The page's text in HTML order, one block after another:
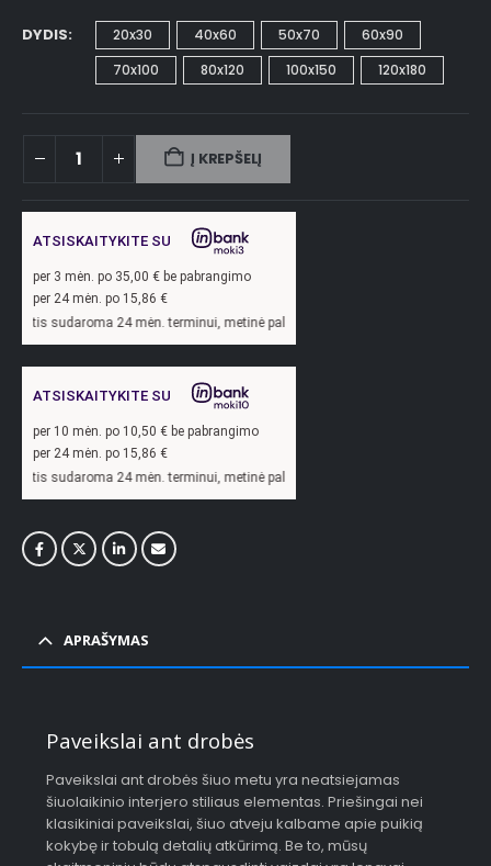
DYDIS 20x30 40x60 50x70
60x90
70x100
80x120 100x150 120x180
Į KREPŠELĮ
ATSISKAITYKITE SU
per 3 mėn. po 35,00 € be pabrangimo
per 24 mėn. po 15,86 €
24 mėn. terminui, metinė palūkanų norma –
ATSISKAITYKITE SU
per 10 mėn. po 10,50 € be pabrangimo
per 24 mėn. po 15,86 €
24 mėn. terminui, metinė palūkanų norma –
APRAŠYMAS
Paveikslai ant drobės
Paveikslai ant drobės šiuo metu yra neatsiejamas
šiuolaikinio interjero stiliaus elementas. Priešingai nei
klasikiniai paveikslai, šiuo atveju kalbame apie puikią
kokybę ir tobulą detalių atkūrimą. Be to, mūsų